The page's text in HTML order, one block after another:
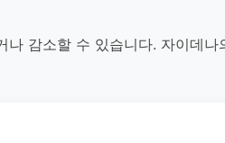
감소할 수 있습니다. 자이데나